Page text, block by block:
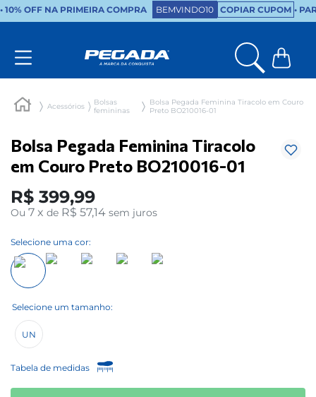
• 10% OFF NA PRIMEIRA COMPRA BEMVINDO10 COPIAR CUPOM •
Acessórios
Bolsas
femininas
Bolsa Pegada Feminina Tiracolo em Couro
Preto BO210016-01
Bolsa Pegada Feminina Tiracolo
em Couro Preto BO210016-01
R$ 399,99
Ou 7 x de R$ 57,14 sem juros
Selecione uma cor:
UN
Tabela de medidas